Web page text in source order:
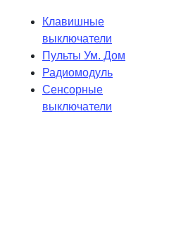
Клавишные
выключатели
Пульты Ум. Дом
Радиомодуль
Сенсорные
выключатели